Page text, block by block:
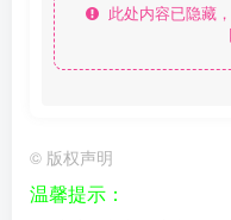
此处内容已隐藏
© 版权声明
温馨提示：